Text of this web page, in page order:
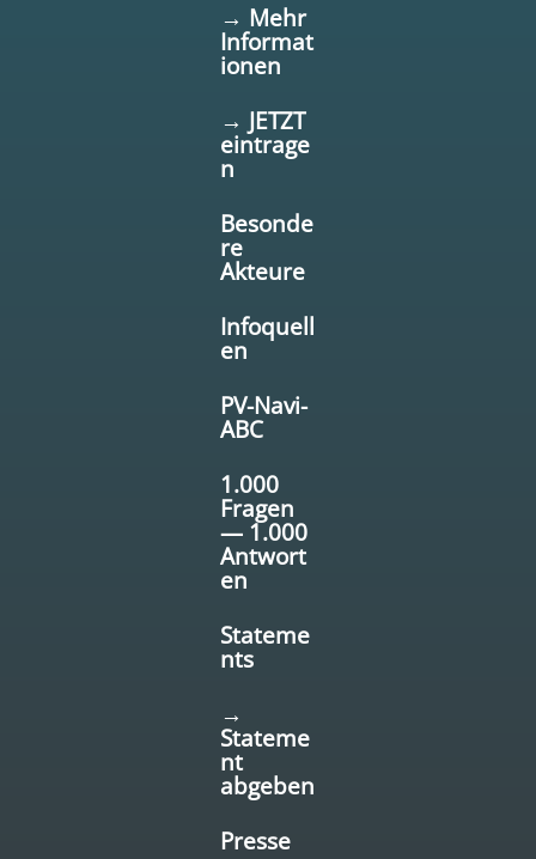
→ Mehr
Informat
ionen
→ JETZT
eintrage
n
Besonde
re
Akteure
Infoquell
en
PV-Navi-
ABC
1.000
Fragen
— 1.000
Antwort
en
Stateme
nts
→
Stateme
nt
abgeben
Presse